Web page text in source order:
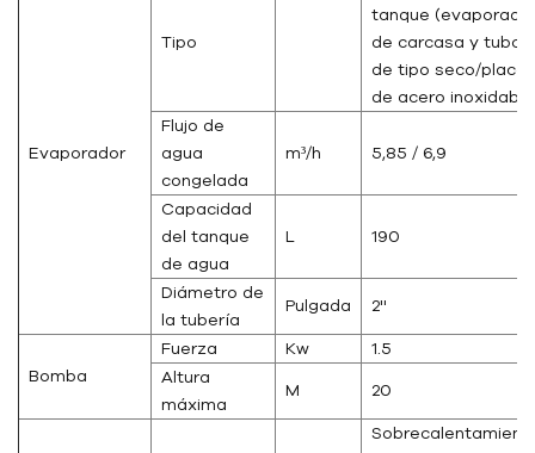
Evaporador
Tipo
tanque
de carcasa y tubo
de tipo seco/placa
de acero
Flujo de
agua
congelada
m³/h 5,85 / 6,9
Capacidad
del tanque
de agua
L 190
Diámetro de
la tubería
Pulgada 2''
Bomba
Fuerza Kw
1.5
Altura
máxima
M 20